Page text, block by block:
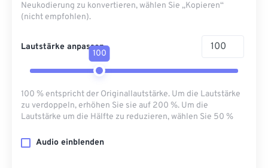
Neukodierung zu konvertieren, wählen Sie „Kopieren“
(nicht empfohlen).
Lautstärke anpassen
100
100 % entspricht der Originallautstärke. Um die Lautstärke
zu verdoppeln, erhöhen Sie sie auf 200 %. Um die
Lautstärke um die Hälfte zu reduzieren, wählen Sie 50 %
Audio einblenden